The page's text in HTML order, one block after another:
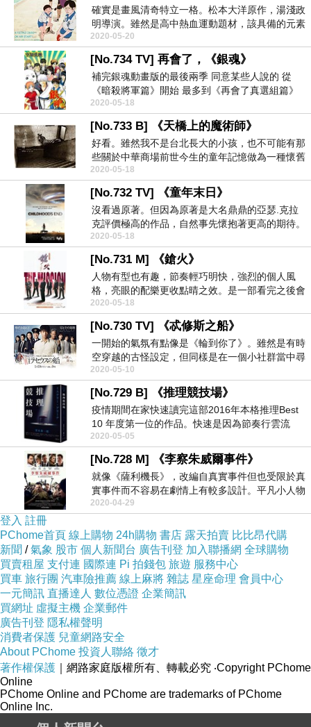
確實是畫風清奇特立一格。松本大洋原作，湯淺政
明導演。雖然是高中熱血運動題材，該具備的元素
也都不缺：天...
2020-05-20
[No.734 TV] 再會了，《銀魂》
補完銀魂動畫版的最後兩季 同意某些人說的 從
《暗殺將軍篇》開始 最多到《再會了真選組篇》
眼看都是要...
2020-05-18
[No.733 B] 《天橋上的魔術師》
好看。雖然我不是台北長大的小孩，也不可能有那
些關於中華商場前世今生的童年記憶做為一種懷舊
式的追尋，但...
2020-05-18
[No.732 TV] 《童年末日》
沒看過原著。但因為原著是大名鼎鼎的亞瑟.克拉
克評價極高的作品，自然事先懷抱著更高的期待。
前段有那種大...
2020-05-18
[No.731 M] 《鎗火》
人物有型也有趣，節奏輕巧明快，強烈的個人風
格，亮眼的配樂更收點晴之效。是一部看完之後會
讓人回味再三的...
2020-05-18
[No.730 TV] 《忒修斯之船》
一開始的氣氛有點像是《輪到你了》。雖然是有時
空穿越的古怪設定，但同樣是在一個小社群當中尋
找真兇，同樣...
2020-05-10
[No.729 B] 《推理競技場》
疫情期間在家快速讀完這部2016年本格推理Best
10 年度第一位的作品。快速是因為節奏行雲流
水，...
2020-05-05
[No.728 M] 《李察朱威爾事件》
就像《薩利機長》，改編自真實事件但也受限於真
實事件而不容易在劇情上有較多設計。平凡小人物
做出拯救無數...
2020-04-29
登入 註冊
PChome首頁 線上購物 24h購物 書店 露天拍賣 比比昂代購
新聞 /氣象 股市 個人新聞台 廣告刊登 加入聯播網 全球購物
買賣租屋 支付連 國際連 Pi 拍錢包 旅遊 服務中心
買車 旅行團 汽車險推薦 線上麻將 雜誌 星座命理 會員中心
一元簡訊 直播達人 數位憑證 企業簡訊
買網址 虛擬主機 企業郵件
廣告刊登 隱私權聲明
消費者保護 兒童網路安全
About PChome 投資人聯絡 徵才
著作權保護 ｜網路家庭版權所有、轉載必究 ‧Copyright PChome
Online
PChome Online and PChome are trademarks of PChome
Online Inc.